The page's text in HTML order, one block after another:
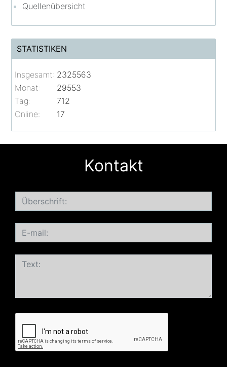
Quellenübersicht
STATISTIKEN
Online: 17
Insgesamt: 2325563
Monat:
29553
Tag:
712
Kontakt